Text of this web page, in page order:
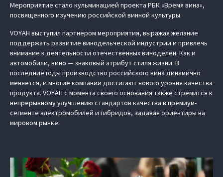
Мероприятие стало кульминацией проекта РБК «Время вина»,
посвященного изучению российской винной культуры.
VOYAH выступил партнером мероприятия, выражая желание
поддержать развитие винодельческой индустрии и привлечь
внимание к деятельности отечественных виноделен. Как и
автомобили, вино — знаковый атрибут стиля жизни. В
последние годы производство российского вина динамично
меняется, и многие компании достигают нового уровня качества
продукта. VOYAH с момента своего основания также стремится к
непрерывному улучшению стандартов качества в премиум-
сегменте электромобилей и гибридов, задавая ориентиры на
мировом рынке.